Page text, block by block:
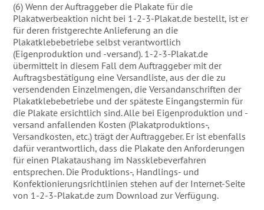
(6) Wenn der Auftraggeber die Plakate für die
Plakatwerbeaktion nicht bei 1-2-3-Plakat.de bestellt, ist er
für deren fristgerechte Anlieferung an die
Plakatklebebetriebe selbst verantwortlich
(Eigenproduktion und -versand). 1-2-3-Plakat.de
übermittelt in diesem Fall dem Auftraggeber mit der
Auftragsbestätigung eine Versandliste, aus der die zu
versendenden Einzelmengen, die Versandanschriften der
Plakatklebebetriebe und der späteste Eingangstermin für
die Plakate ersichtlich sind. Alle bei Eigenproduktion und -
versand anfallenden Kosten (Plakatproduktions-,
Versandkosten, etc.) trägt der Auftraggeber. Er ist ebenfalls
dafür verantwortlich, dass die Plakate den Anforderungen
für einen Plakataushang im Nassklebeverfahren
entsprechen. Die Produktions-, Handlings- und
Konfektionierungsrichtlinien stehen auf der Internet-Seite
von 1-2-3-Plakat.de zum Download zur Verfügung.